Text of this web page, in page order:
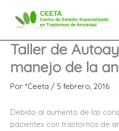
contenido
Taller de
manejo de la
Por *Ceeta / 5 febrero, 2016
Debido al aumento de las
pacientes con trastornos de